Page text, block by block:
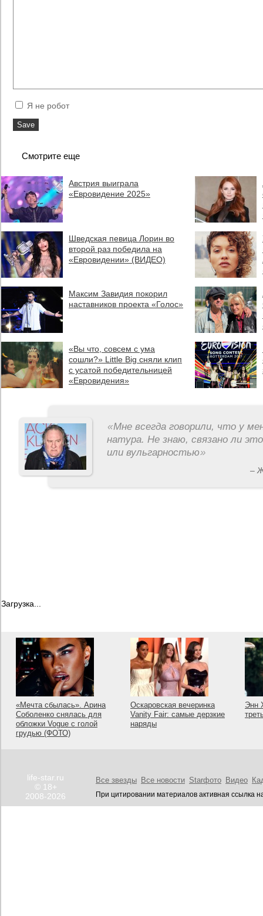
Я не робот
Смотрите еще
Австрия выиграла
«Евровидение 2025»
Шведская певица Лорин во
второй раз победила на
«Евровидении» (ВИДЕО)
Максим Завидия покорил
наставников проекта «Голос»
«Вы что, совсем с ума
сошли?» Little Big сняли клип
с усатой победительницей
«Евровидения»
«Мне всегда говорили, что у
натура. Не знаю, связано ли
или вульгарностью»
–
Загрузка...
«Мечта сбылась». Арина
Соболенко снялась для
обложки Vogue с голой
грудью (ФОТО)
Оскаровская вечеринка
Vanity Fair: самые дерзкие
наряды
Энн
life-star.ru
© 18+
2008-2026
Все звезды Все новости Starфото Видео
При цитировании материалов активная ссылка